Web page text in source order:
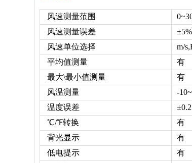
风速测量范围
风速测量误差
±5%
风速单位选择
m/
平均值测量
有
最大\最小值测量
有
风温测量
-
温度误差
±0.2
℃/℉转换
有
背光显示
有
低电提示
有